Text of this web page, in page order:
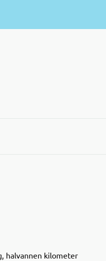
halvannen kilometer